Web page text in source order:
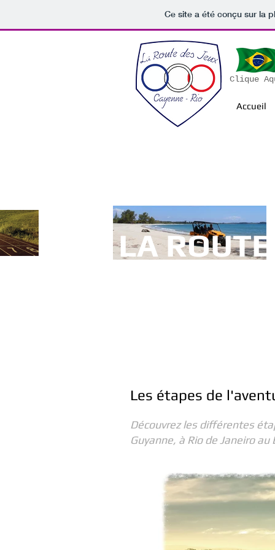
Ce site a été conçu sur la
Accueil
Clique
Les étapes de
Découvrez les différentes
Guyanne, à Rio de Janeiro au
LA